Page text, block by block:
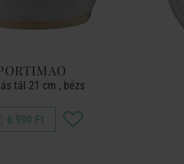
tál 21 cm , bézs
6 990 Ft